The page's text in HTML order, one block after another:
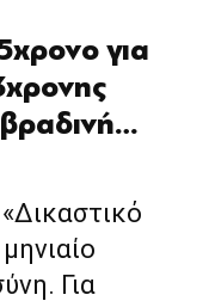
για
Για